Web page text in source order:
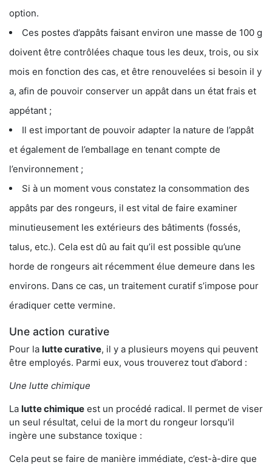
option.
Ces postes d’appâts faisant environ une masse de 100 g
doivent être contrôlées chaque tous les deux, trois, ou six
mois en fonction des cas, et être renouvelées si besoin il y
a, afin de pouvoir conserver un appât dans un état frais et
appétant ;
Il est important de pouvoir adapter la nature de l’appât
et également de l’emballage en tenant compte de
l’environnement ;
Si à un moment vous constatez la consommation des
appâts par des rongeurs, il est vital de faire examiner
minutieusement les extérieurs des bâtiments (fossés,
talus, etc.). Cela est dû au fait qu’il est possible qu’une
horde de rongeurs ait récemment élue demeure dans les
environs. Dans ce cas, un traitement curatif s’impose pour
éradiquer cette vermine.
Une action curative
Pour la lutte curative, il y a plusieurs moyens qui peuvent
être employés. Parmi eux, vous trouverez tout d’abord :
Une lutte chimique
La lutte chimique est un procédé radical. Il permet de viser
un seul résultat, celui de la mort du rongeur lorsqu'il
ingère une substance toxique :
Cela peut se faire de manière immédiate, c’est-à-dire que